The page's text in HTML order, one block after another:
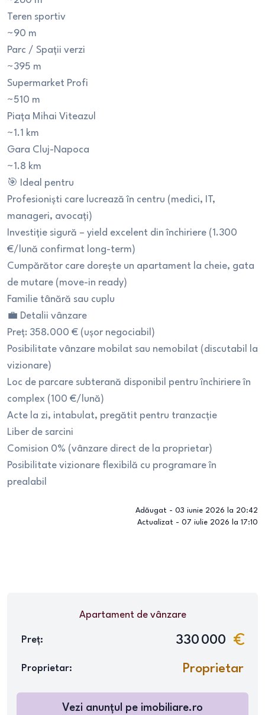
Teren sportiv
~90 m
Parc / Spații verzi
~395 m
Supermarket Profi
~510 m
Piața Mihai Viteazul
~1.1 km
Gara Cluj-Napoca
~1.8 km
🎯 Ideal pentru
Profesioniști care lucrează în centru (medici, IT,
manageri, avocați)
Investiție sigură – yield excelent din închiriere (1.300
€/lună confirmat long-term)
Cumpărător care dorește un apartament la cheie, gata
de mutare (move-in ready)
Familie tânără sau cuplu
💼 Detalii vânzare
Preț: 358.000 € (ușor negociabil)
Posibilitate vânzare mobilat sau nemobilat (discutabil la
vizionare)
Loc de parcare subterană disponibil pentru închiriere în
complex (100 €/lună)
Acte la zi, intabulat, pregătit pentru tranzacție
Liber de sarcini
Comision 0% (vânzare direct de la proprietar)
Posibilitate vizionare flexibilă cu programare în
prealabil
Adăugat - 03 iunie 2026 la 20:42
Actualizat - 07 iulie 2026 la 17:10
Apartamentde vânzare
Preț: 330 000
Proprietar: Proprietar
Vezi anunțul pe imobiliare.ro